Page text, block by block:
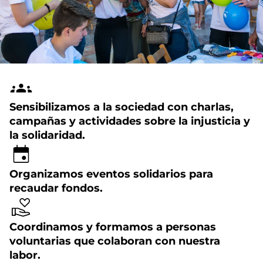
Sensibilizamos a la sociedad con charlas,
campañas y actividades sobre la injusticia y
la solidaridad.
Organizamos eventos solidarios para
recaudar fondos.
Coordinamos y formamos a personas
voluntarias que colaboran con nuestra
labor.